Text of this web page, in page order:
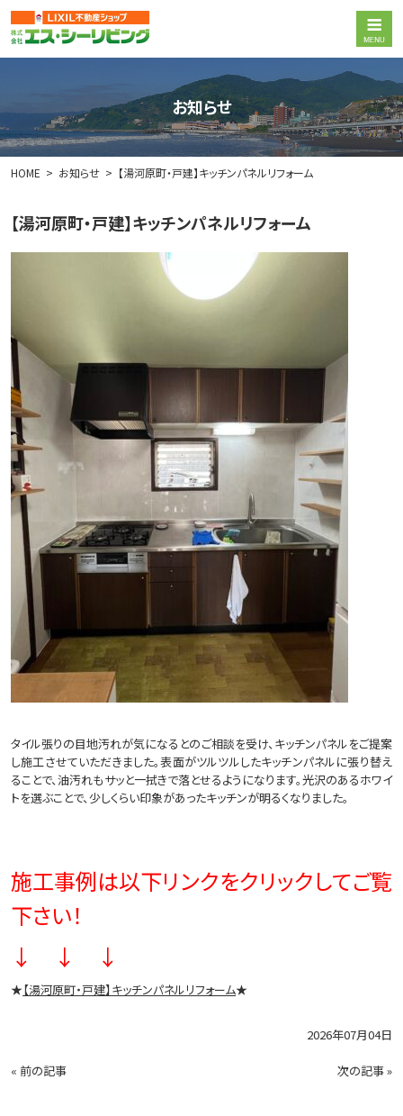
お知らせ
HOME お知らせ 【湯河原町・戸建】キッチンパネルリフォーム
【湯河原町・戸建】キッチンパネルリフォーム
タイル張りの目地汚れが気になるとのご相談を受け、キッチンパネルをご提案
し施工させていただきました。表面がツルツルしたキッチンパネルに張り替え
ることで、油汚れもサッと一拭きで落とせるようになります。光沢のあるホワイ
トを選ぶことで、少しくらい印象があったキッチンが明るくなりました。
施工事例は以下リンクをクリックしてご覧
下さい！
↓ ↓ ↓
★【湯河原町・戸建】キッチンパネルリフォーム★
2026年07月04日
« 前の記事 次の記事»